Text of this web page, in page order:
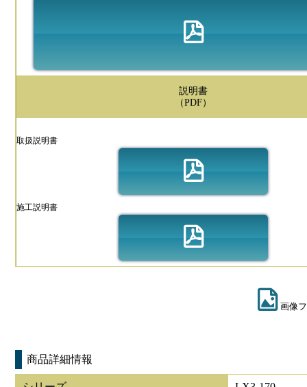
説明書
（PDF）
取扱説明書
施工説明書
画像
商品詳細情報